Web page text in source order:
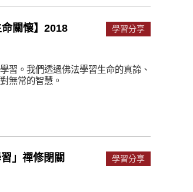
關懷】2018
習。我們透過佛法學習生命的真諦、
無常的智慧。
學習分享
」禪修閉關
學習分享